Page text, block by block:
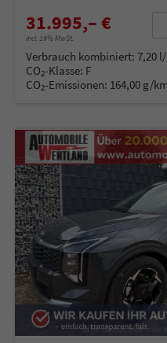
31.995,– €
incl. 19% MwSt.
Verbrauch kombiniert: 7,20
CO2-Klasse: F
CO2-Emissionen: 164,00 g/